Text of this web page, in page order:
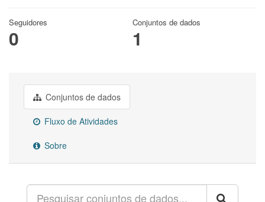
Seguidores
0
Conjuntos de dados
1
Conjuntos de dados
Fluxo de Atividades
Sobre